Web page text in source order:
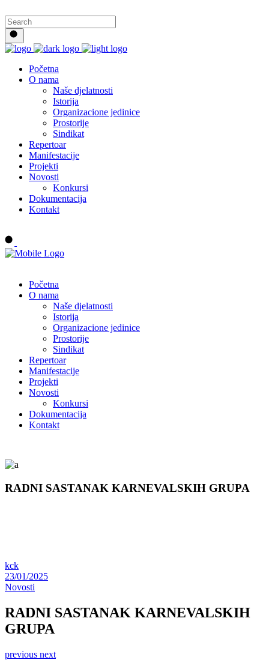
Početna
O nama
Naše djelatnosti
Istorija
Organizacione jedinice
Prostorije
Sindikat
Repertoar
Manifestacije
Projekti
Novosti
Konkursi
Dokumentacija
Kontakt
Početna
O nama
Naše djelatnosti
Istorija
Organizacione jedinice
Prostorije
Sindikat
Repertoar
Manifestacije
Projekti
Novosti
Konkursi
Dokumentacija
Kontakt
RADNI SASTANAK KARNEVALSKIH GRUPA
kck
23/01/2025
Novosti
RADNI SASTANAK KARNEVALSKIH
GRUPA
previous next